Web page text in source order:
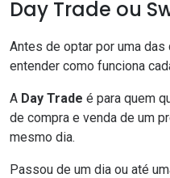
Day Trade ou
Antes de optar por uma das
entender como funciona
A Day Trade é para quem
de compra e venda de um
mesmo dia.
Passou de um dia ou até